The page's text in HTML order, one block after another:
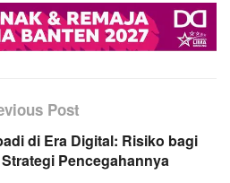
Post
di Era Digital: Risiko bagi
Pencegahannya